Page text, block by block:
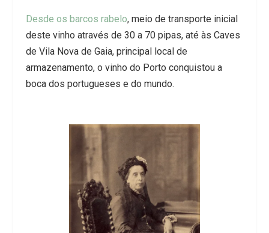
Desde os barcos rabelo, meio de transporte inicial
deste vinho através de 30 a 70 pipas, até às Caves
de Vila Nova de Gaia, principal local de
armazenamento, o vinho do Porto conquistou a
boca dos portugueses e do mundo.